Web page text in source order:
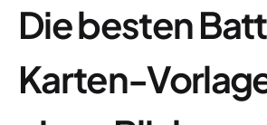
Die besten
Karten-